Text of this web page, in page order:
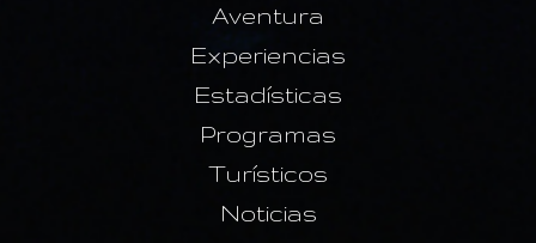
Aventura
Experiencias
Estadísticas
Programas
Turísticos
Noticias